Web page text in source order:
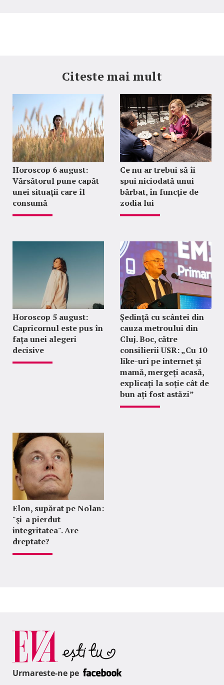
Citeste mai mult
Horoscop 6 august:
Vărsătorul pune capăt
unei situații care îl
consumă
Ce nu ar trebui să îi
spui niciodată unui
bărbat, în funcție de
zodia lui
Horoscop 5 august:
Capricornul este pus în
fața unei alegeri
decisive
Ședință cu scântei din
cauza metroului din
Cluj. Boc, către
consilierii USR: „Cu 10
like-uri pe internet și
mamă, mergeți acasă,
explicați la soție cât de
bun ați fost astăzi”
Elon, supărat pe Nolan:
"şi-a pierdut
integritatea". Are
dreptate?
Urmareste-ne pe